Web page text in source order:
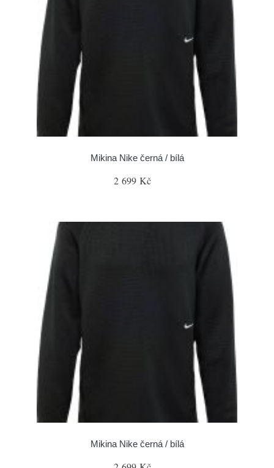
Mikina Nike černá / bílá
2 699 Kč
Mikina Nike černá / bílá